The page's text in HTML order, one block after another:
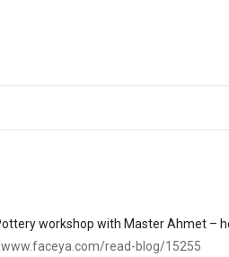
workshop with Master Ahmet –
read-blog/15255